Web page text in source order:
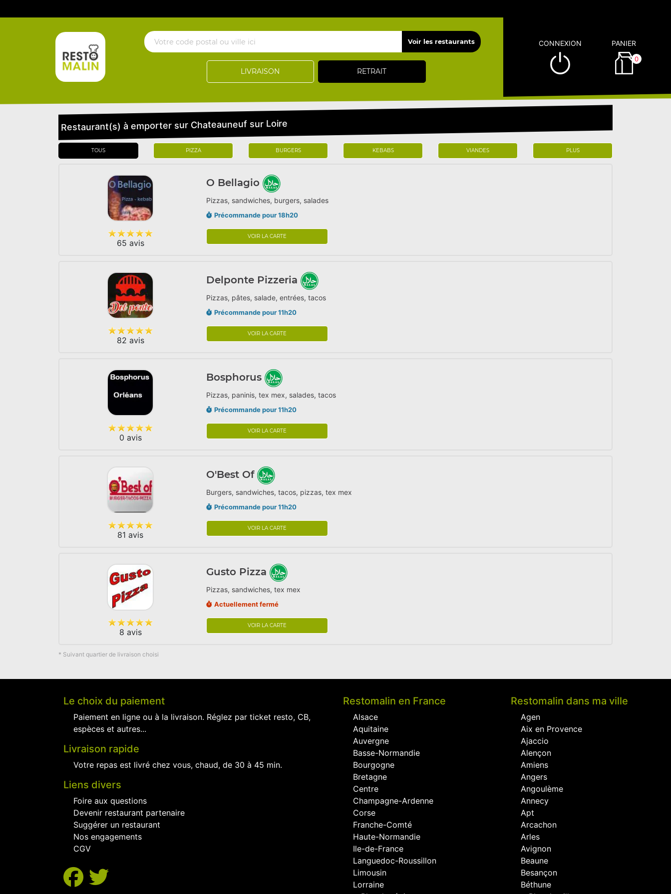
LIVRAISON RETRAIT
CONNEXION PANIER
0
Restaurant(s) à emporter sur Chateauneuf sur Loire
TOUS PIZZA BURGERS KEBABS VIANDES PLUS
65 avis
O Bellagio
Pizzas, sandwiches, burgers, salades
Précommande pour 18h20
VOIR LA CARTE
82 avis
Delponte Pizzeria
Pizzas, pâtes, salade, entrées, tacos
Précommande pour 11h20
VOIR LA CARTE
0 avis
Bosphorus
Pizzas, paninis, tex mex, salades, tacos
Précommande pour 11h20
VOIR LA CARTE
81 avis
O'Best Of
Burgers, sandwiches, tacos, pizzas, tex mex
Précommande pour 11h20
VOIR LA CARTE
8 avis
Gusto Pizza
Pizzas, sandwiches, tex mex
Actuellement fermé
VOIR LA CARTE
* Suivant quartier de livraison choisi
Le choix du paiement
Paiement en ligne ou à la livraison. Réglez par ticket resto, CB,
espèces et autres...
Livraison rapide
Votre repas est livré chez vous, chaud, de 30 à 45 min.
Liens divers
Foire aux questions
Devenir restaurant partenaire
Suggérer un restaurant
Nos engagements
CGV
Restomalin en France
Alsace
Aquitaine
Auvergne
Basse-Normandie
Bourgogne
Bretagne
Centre
Champagne-Ardenne
Corse
Franche-Comté
Haute-Normandie
Ile-de-France
Languedoc-Roussillon
Limousin
Lorraine
Restomalin dans ma ville
Agen
Aix en Provence
Ajaccio
Alençon
Amiens
Angers
Angoulème
Annecy
Apt
Arcachon
Arles
Avignon
Beaune
Besançon
Béthune